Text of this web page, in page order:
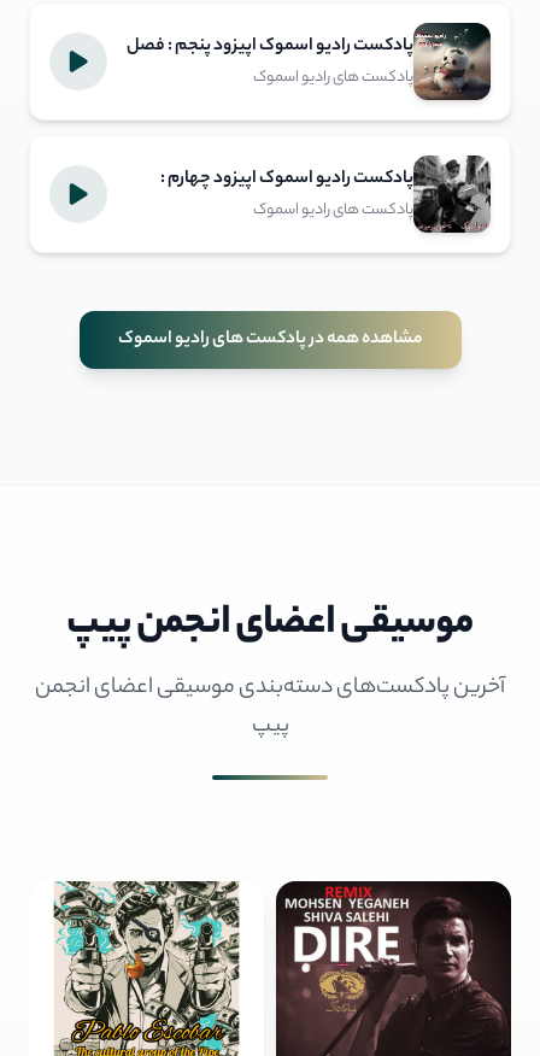
پادکست رادیو اسموک اپیزود پنجم : فصل
پنجم
پادکست های رادیو اسموک
پادکست رادیو اسموک اپیزود چهارم :
پستچی در میزند
پادکست های رادیو اسموک
مشاهده همه در پادکست های رادیو اسموک
موسیقی اعضای انجمن پیپ
آخرین پادکست‌های دسته‌بندی موسیقی اعضای انجمن
پیپ